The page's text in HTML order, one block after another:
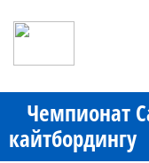
Чемпионат
кайтбордингу